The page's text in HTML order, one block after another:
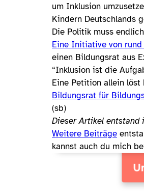
um Inklusion
Kindern Deutschlands
Die Politik muss
Eine Initiative von
einen Bildungsrat aus
“Inklusion ist die
Eine Petition allein löst
Bildungsrat für
(sb)
Dieser Artikel entstand
Weitere Beiträge
kannst auch du mich